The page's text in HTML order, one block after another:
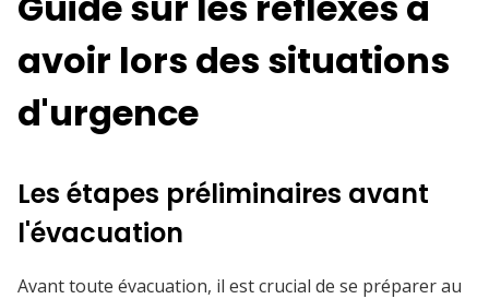
avoir lors des situations
d'urgence
Les étapes préliminaires avant
l'évacuation
Avant toute évacuation, il est crucial de se préparer au